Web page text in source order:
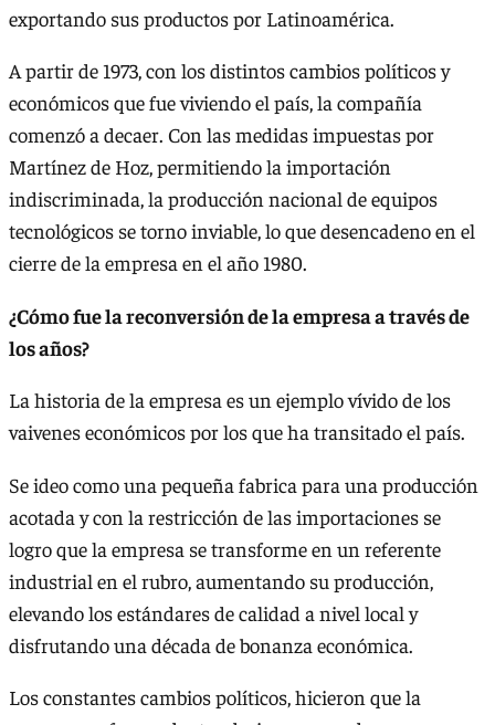
exportando sus productos por Latinoamérica.
A partir de 1973, con los distintos cambios políticos y
económicos que fue viviendo el país, la compañía
comenzó a decaer. Con las medidas impuestas por
Martínez de Hoz, permitiendo la importación
indiscriminada, la producción nacional de equipos
tecnológicos se torno inviable, lo que desencadeno en el
cierre de la empresa en el año 1980.
¿Cómo fue la reconversión de la empresa a través de
los años?
La historia de la empresa es un ejemplo vívido de los
vaivenes económicos por los que ha transitado el país.
Se ideo como una pequeña fabrica para una producción
acotada y con la restricción de las importaciones se
logro que la empresa se transforme en un referente
industrial en el rubro, aumentando su producción,
elevando los estándares de calidad a nivel local y
disfrutando una década de bonanza económica.
Los constantes cambios políticos, hicieron que la